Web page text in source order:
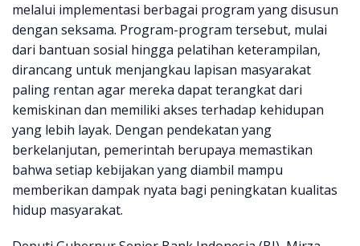
melalui implementasi berbagai program yang disusun
dengan seksama. Program-program tersebut, mulai
dari bantuan sosial hingga pelatihan keterampilan,
dirancang untuk menjangkau lapisan masyarakat
paling rentan agar mereka dapat terangkat dari
kemiskinan dan memiliki akses terhadap kehidupan
yang lebih layak. Dengan pendekatan yang
berkelanjutan, pemerintah berupaya memastikan
bahwa setiap kebijakan yang diambil mampu
memberikan dampak nyata bagi peningkatan kualitas
hidup masyarakat.